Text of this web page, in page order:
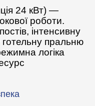
24 кВт) —
роботи.
інтенсивну
готельну пральню
логіка